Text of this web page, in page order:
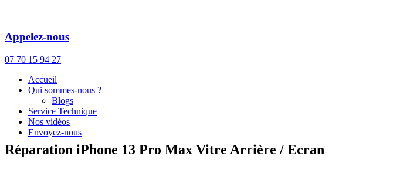
Appelez-nous
07 70 15 94 27
Accueil
Qui sommes-nous ?
Blogs
Service Technique
Nos vidéos
Envoyez-nous
Réparation iPhone 13 Pro Max Vitre Arrière / Ecran